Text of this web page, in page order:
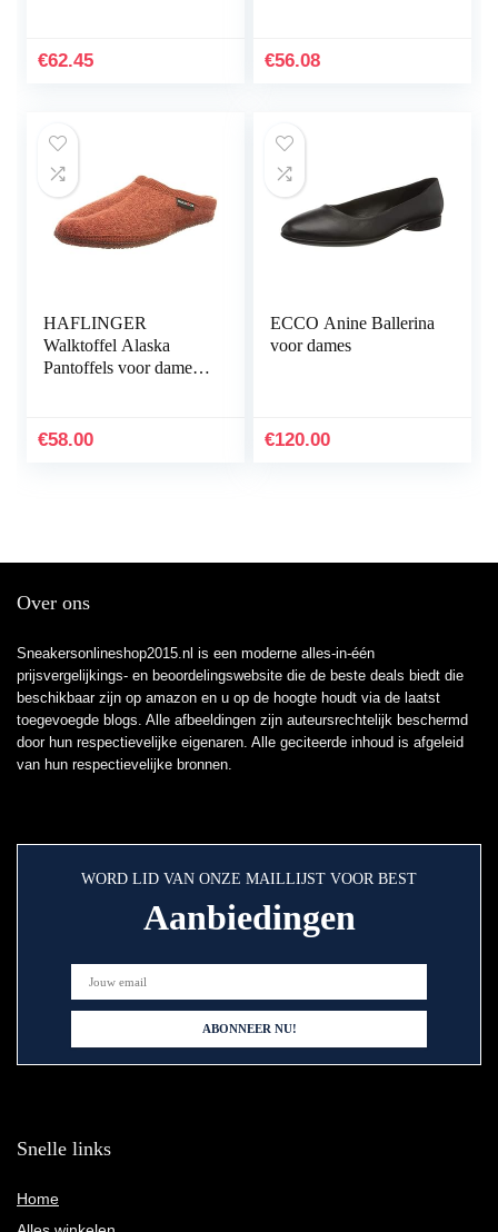
€62.45 €56.08
HAFLINGER
Walktoffel Alaska
Pantoffels voor dames,
€58.00
ECCO Anine Ballerina
voor dames
€120.00
Over ons
Sneakersonlineshop2015.nl is een moderne alles-in-één
prijsvergelijkings- en beoordelingswebsite die de beste deals biedt die
beschikbaar zijn op amazon en u op de hoogte houdt via de laatst
toegevoegde blogs. Alle afbeeldingen zijn auteursrechtelijk beschermd
door hun respectievelijke eigenaren. Alle geciteerde inhoud is afgeleid
van hun respectievelijke bronnen.
WORD LID VAN ONZE MAILLIJST VOOR BEST
Aanbiedingen
Snelle links
Home